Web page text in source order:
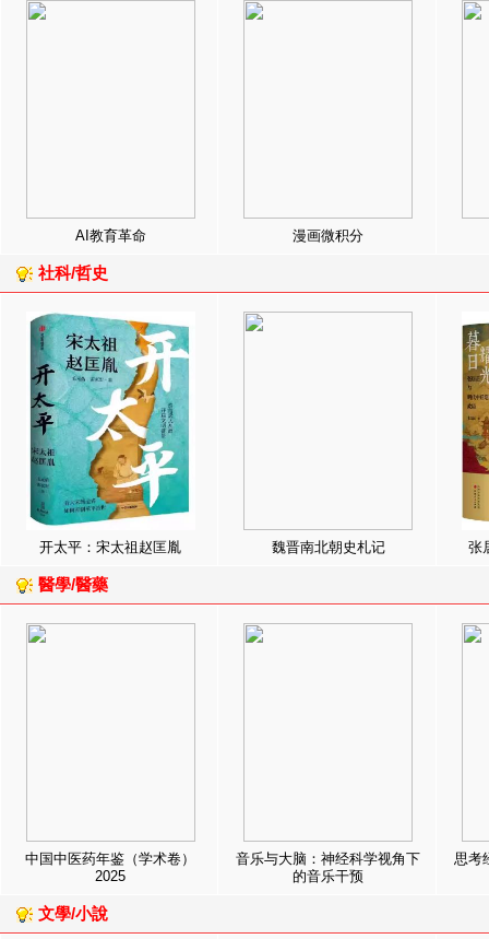
AI教育革命 漫画微积分
社科/哲史
开太平：宋太祖赵匡胤 魏晋南北朝史札记 张
醫學/醫藥
中国中医药年鉴（学术卷）
2025
音乐与大脑：神经科学视角下
的音乐干预
思考
文學/小說